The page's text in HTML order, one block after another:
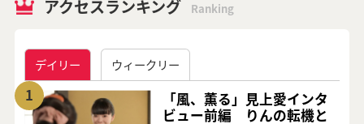
アクセスランキング Ranking
デイリー ウィークリー
1
「風、薫る」見上愛インタ
ビュー前編 りんの転機と